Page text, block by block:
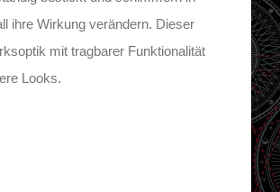
ihre Wirkung verändern. Dieser
mit tragbarer Funktionalität
Looks.